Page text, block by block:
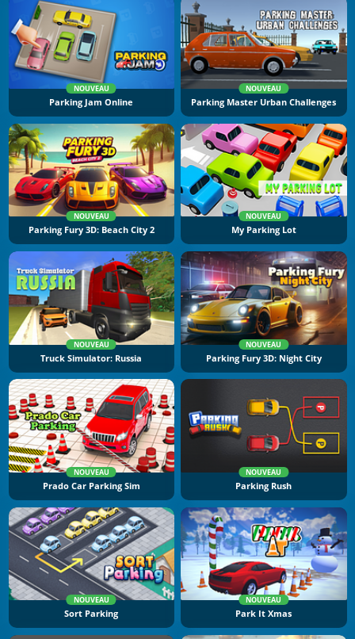
NOUVEAU
Parking Jam Online
NOUVEAU
Parking Master Urban Challenges
NOUVEAU
Parking Fury 3D: Beach City 2
NOUVEAU
My Parking Lot
NOUVEAU
Truck Simulator: Russia
NOUVEAU
Parking Fury 3D: Night City
NOUVEAU
Prado Car Parking Sim
NOUVEAU
Parking Rush
NOUVEAU
Sort Parking
NOUVEAU
Park It Xmas